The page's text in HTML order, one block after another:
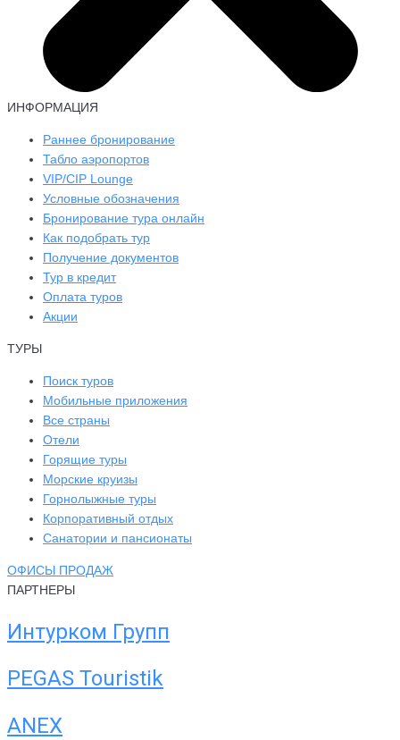
ИНФОРМАЦИЯ
Раннее бронирование
Табло аэропортов
VIP/CIP Lounge
Условные обозначения
Бронирование тура онлайн
Как подобрать тур
Получение документов
Тур в кредит
Оплата туров
Акции
ТУРЫ
Поиск туров
Мобильные приложения
Все страны
Отели
Горящие туры
Морские круизы
Горнолыжные туры
Корпоративный отдых
Санатории и пансионаты
ОФИСЫ ПРОДАЖ
ПАРТНЕРЫ
Интурком Групп
PEGAS Touristik
ANEX